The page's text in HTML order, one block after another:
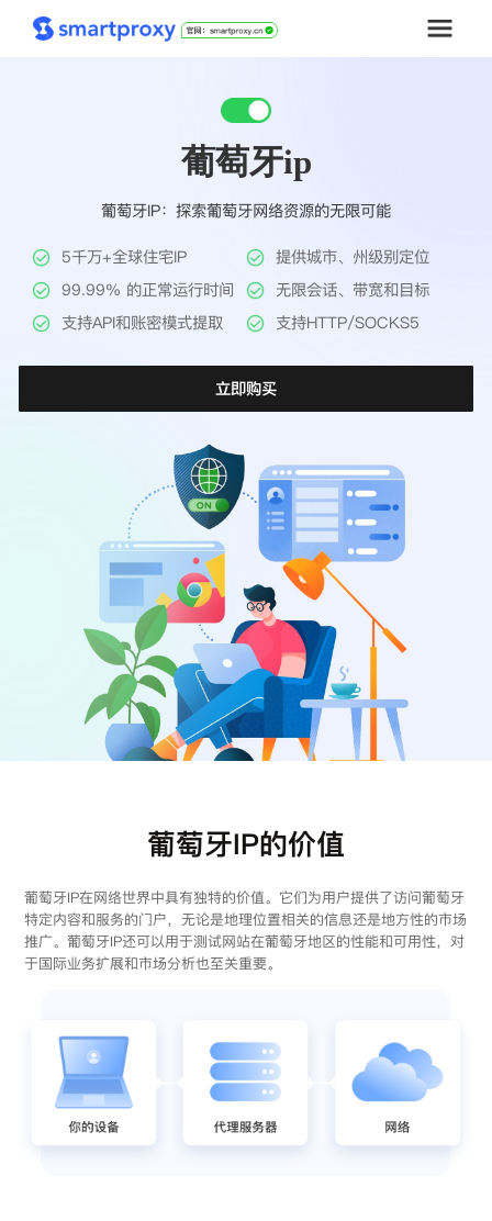
工具
帮助中心
葡萄牙ip
葡萄牙IP：探索葡萄牙网络资源的无限可能
5千万+全球住宅IP
提供城市、州级别定位
99.99% 的正常运行时间
无限会话、带宽和目标
支持API和账密模式提取
支持HTTP/SOCKS5
立即购买
葡萄牙IP的价值
葡萄牙IP在网络世界中具有独特的价值。它们为用户提供了访问葡萄牙
特定内容和服务的门户，无论是地理位置相关的信息还是地方性的市场
推广。葡萄牙IP还可以用于测试网站在葡萄牙地区的性能和可用性，对
于国际业务扩展和市场分析也至关重要。